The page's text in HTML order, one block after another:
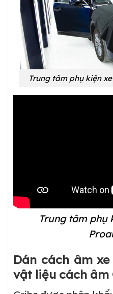
Trung tâm phụ kiện
Trung tâm phụ
Dán cách âm
vật liệu cách âm